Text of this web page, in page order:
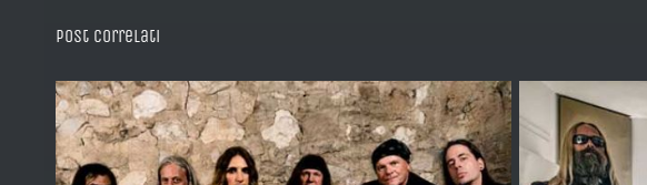
Post correlati